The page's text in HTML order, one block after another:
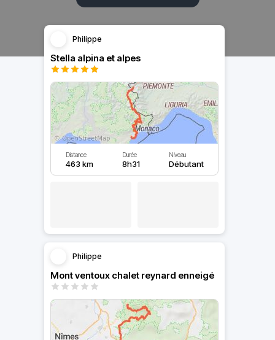
Philippe
Stella alpina et alpes
Distance
463 km
Durée
8h31
Niveau
Débutant
Philippe
Mont ventoux chalet reynard enneigé